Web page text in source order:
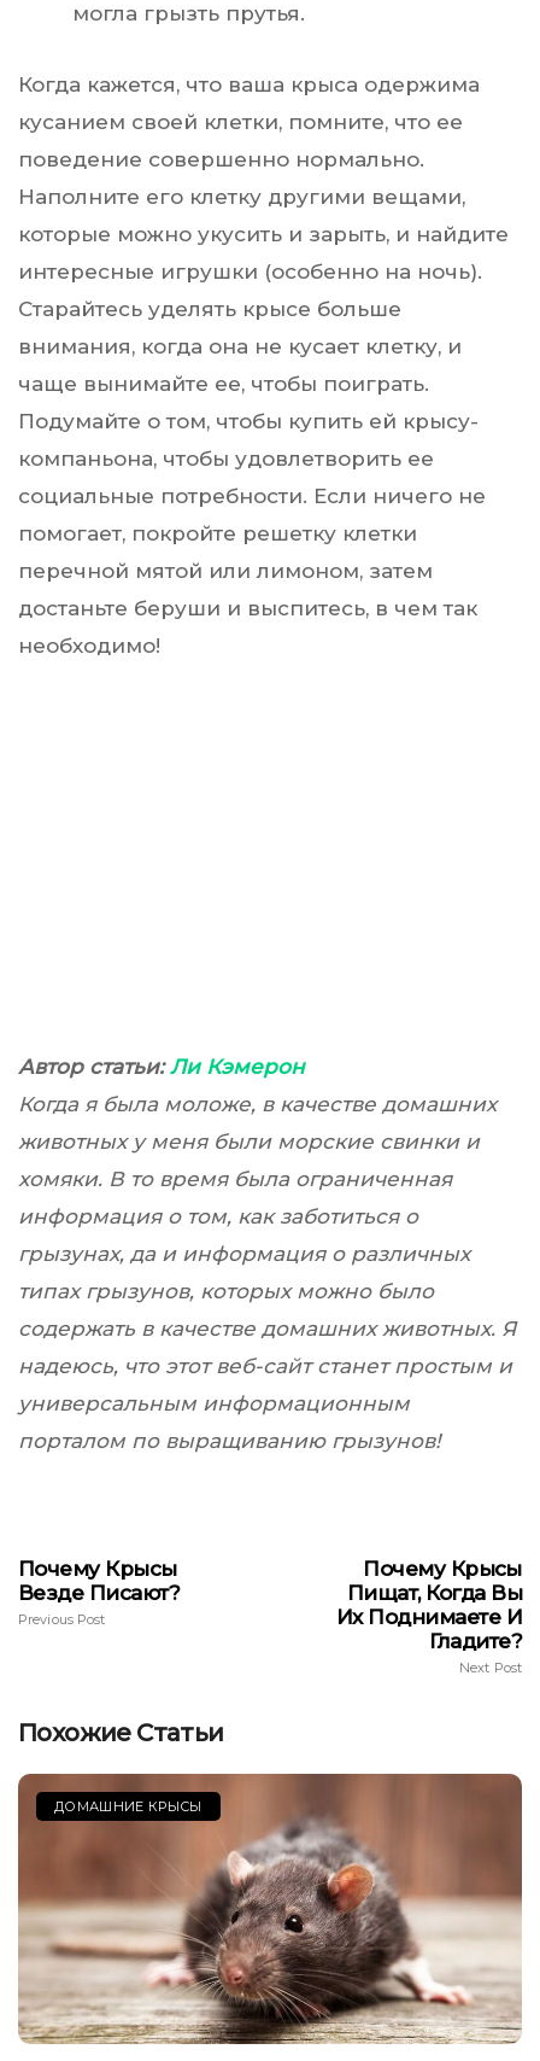
могла грызть прутья.
Когда кажется, что ваша крыса одержима
кусанием своей клетки, помните, что ее
поведение совершенно нормально.
Наполните его клетку другими вещами,
которые можно укусить и зарыть, и найдите
интересные игрушки (особенно на ночь).
Старайтесь уделять крысе больше
внимания, когда она не кусает клетку, и
чаще вынимайте ее, чтобы поиграть.
Подумайте о том, чтобы купить ей крысу-
компаньона, чтобы удовлетворить ее
социальные потребности. Если ничего не
помогает, покройте решетку клетки
перечной мятой или лимоном, затем
достаньте беруши и выспитесь, в чем так
необходимо!
Автор статьи:Ли Кэмерон
Когда я была моложе, в качестве домашних
животных у меня были морские свинки и
хомяки. В то время была ограниченная
информация о том, как заботиться о
грызунах, да и информация о различных
типах грызунов, которых можно было
содержать в качестве домашних животных. Я
надеюсь, что этот веб-сайт станет простым и
универсальным информационным
порталом по выращиванию грызунов!
Почему Крысы
Везде Писают?
Previous Post
Почему Крысы
Пищат, Когда Вы
Их Поднимаете И
Гладите?
Next Post
Похожие Статьи
ДОМАШНИЕ КРЫСЫ